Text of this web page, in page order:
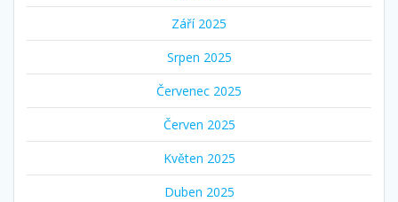
Září 2025
Srpen 2025
Červenec 2025
Červen 2025
Květen 2025
Duben 2025